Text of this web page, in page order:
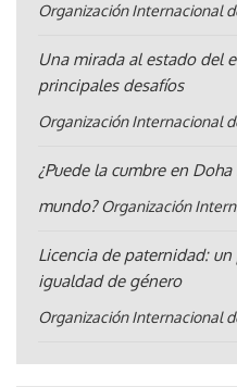
Organización Internacional
Una mirada al estado del
principales desafíos
Organización Internacional
¿Puede la cumbre en
mundo? Organización
Licencia de paternidad:
igualdad de género
Organización Internacional